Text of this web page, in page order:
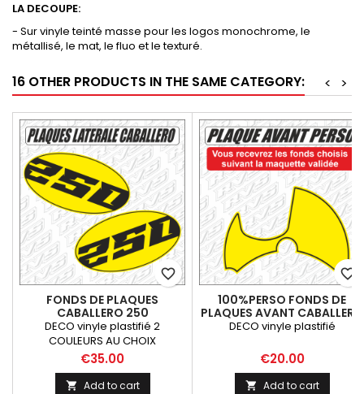
LA DECOUPE:
- Sur vinyle teinté masse pour les logos monochrome, le
métallisé, le mat, le fluo et le texturé.
16 OTHER PRODUCTS IN THE SAME CATEGORY: >
<
FONDS DE PLAQUES
CABALLERO 250
DECO vinyle plastifié 2
COULEURS AU CHOIX
Price
€35.00
 Add to cart
favorite_border
100%PERSO FONDS DE
PLAQUES AVANT CABALLERO
DECO vinyle plastifié
Price
€20.00
 Add to cart
favorite_border